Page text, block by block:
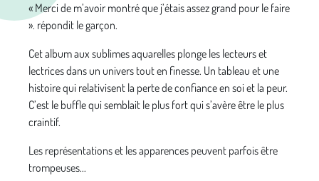
« Merci de m’avoir montré que j’étais assez grand pour le faire
». répondit le garçon.
Cet album aux sublimes aquarelles plonge les lecteurs et
lectrices dans un univers tout en finesse. Un tableau et une
histoire qui relativisent la perte de confiance en soi et la peur.
C’est le buffle qui semblait le plus fort qui s’avère être le plus
craintif.
Les représentations et les apparences peuvent parfois être
trompeuses...